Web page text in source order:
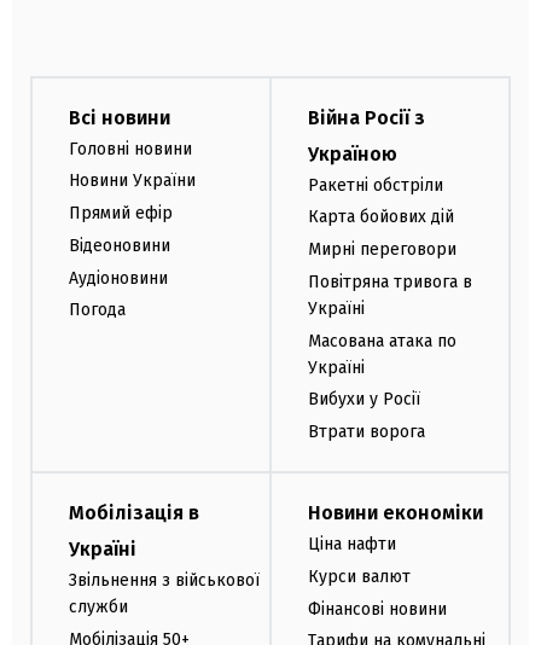
Всі новини
Головні новини
Новини України
Прямий ефір
Відеоновини
Аудіоновини
Погода
Війна Росії з
Україною
Ракетні обстріли
Карта бойових дій
Мирні переговори
Повітряна тривога в
Україні
Масована атака по
Україні
Вибухи у Росії
Втрати ворога
Мобілізація в
Україні
Звільнення з військової
служби
Мобілізація 50+
Новини економіки
Ціна нафти
Курси валют
Фінансові новини